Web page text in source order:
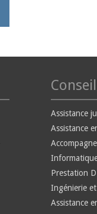
Assistance
Assistance
Prestation
Ingénierie
Assistance